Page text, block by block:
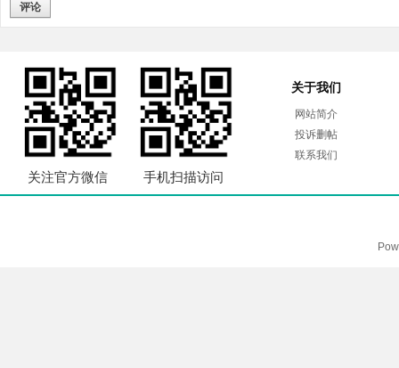
评论
关注官方微信 手机扫描访问
关于我们
网站简介
投诉删帖
联系我们